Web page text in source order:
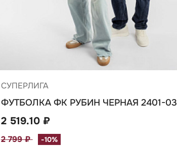
СУПЕРЛИГА
ФУТБОЛКА ФК РУБИН ЧЕРНАЯ 2401-03
2 519.10 ₽
2 799 ₽ -10%